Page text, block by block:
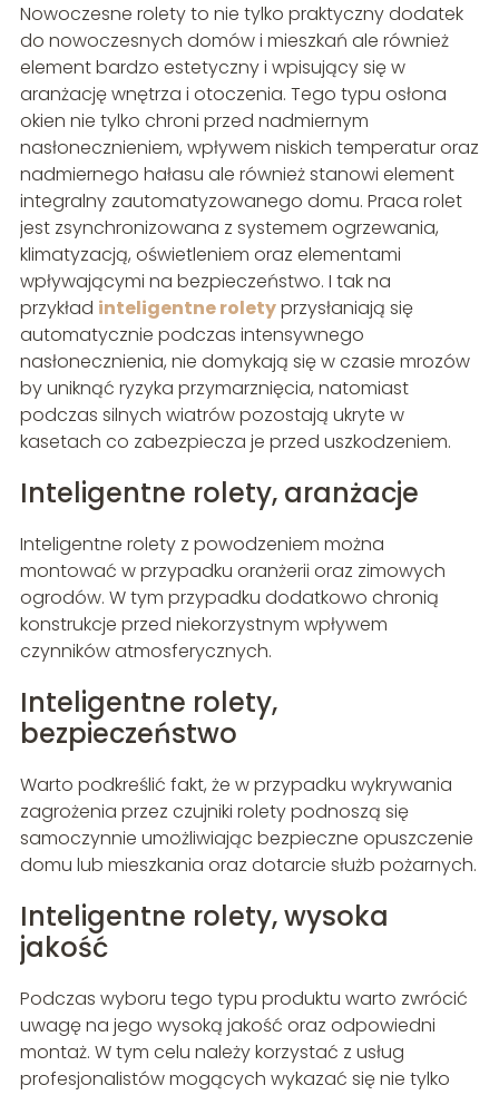
Nowoczesne rolety to nie tylko praktyczny dodatek
do nowoczesnych domów i mieszkań ale również
element bardzo estetyczny i wpisujący się w
aranżację wnętrza i otoczenia. Tego typu osłona
okien nie tylko chroni przed nadmiernym
nasłonecznieniem, wpływem niskich temperatur oraz
nadmiernego hałasu ale również stanowi element
integralny zautomatyzowanego domu. Praca rolet
jest zsynchronizowana z systemem ogrzewania,
klimatyzacją, oświetleniem oraz elementami
wpływającymi na bezpieczeństwo. I tak na
przykład inteligentne roletyprzysłaniają się
automatycznie podczas intensywnego
nasłonecznienia, nie domykają się w czasie mrozów
by uniknąć ryzyka przymarznięcia, natomiast
podczas silnych wiatrów pozostają ukryte w
kasetach co zabezpiecza je przed uszkodzeniem.
Inteligentne rolety, aranżacje
Inteligentne rolety z powodzeniem można
montować w przypadku oranżerii oraz zimowych
ogrodów. W tym przypadku dodatkowo chronią
konstrukcje przed niekorzystnym wpływem
czynników atmosferycznych.
Inteligentne rolety,
bezpieczeństwo
Warto podkreślić fakt, że w przypadku wykrywania
zagrożenia przez czujniki rolety podnoszą się
samoczynnie umożliwiając bezpieczne opuszczenie
domu lub mieszkania oraz dotarcie służb pożarnych.
Inteligentne rolety, wysoka
jakość
Podczas wyboru tego typu produktu warto zwrócić
uwagę na jego wysoką jakość oraz odpowiedni
montaż. W tym celu należy korzystać z usług
profesjonalistów mogących wykazać się nie tylko